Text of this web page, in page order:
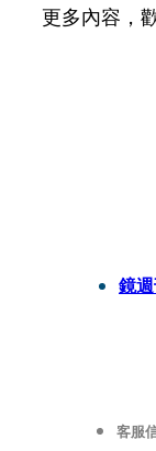
更多內容，
鏡
客服